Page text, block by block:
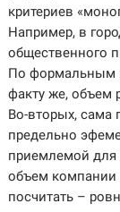
критериев
Например, в
общественного
По формальным
факту же, объем
Во-вторых, сама
предельно
приемлемой для
объем компании
посчитать –